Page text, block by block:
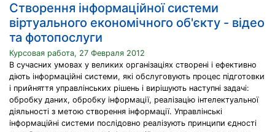
Створення інформаційної системи
віртуального економічного об'єкту - відео
та фотопослуги
Курсовая работа, 27 Февраля 2012
В сучасних умовах у великих організаціях створені і ефективно
діють інформаційні системи, які обслуговують процес підготовки
і прийняття управлінських рішень і вирішують наступні задачі:
обробку даних, обробку інформації, реалізацію інтелектуальної
діяльності з метою створення інформації. Управлінські
інформаційні системи послідовно реалізують принципи єдності